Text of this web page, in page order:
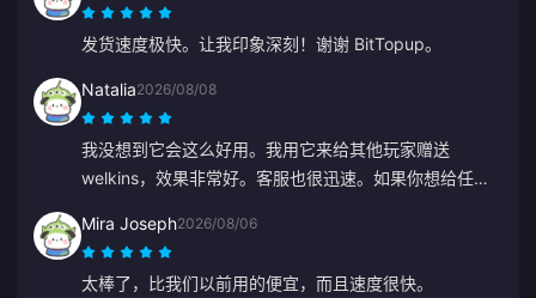
发货速度极快。让我印象深刻！谢谢 BitTopup。
Natalia2026/08/08
我没想到它会这么好用。我用它来给其他玩家赠送
welkins，效果非常好。客服也很迅速。如果你想给任何
Mira Joseph2026/08/06
太棒了，比我们以前用的便宜，而且速度很快。